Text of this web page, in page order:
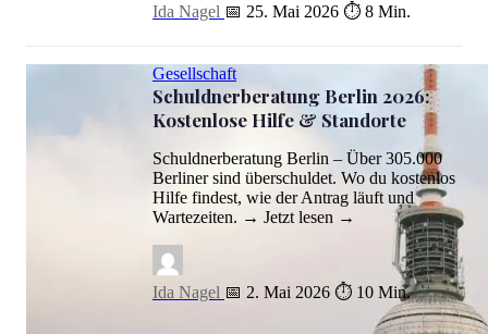
Ida Nagel 📅 25. Mai 2026 ⏱ 8 Min.
Gesellschaft
Schuldnerberatung Berlin 2026:
Kostenlose Hilfe & Standorte
Schuldnerberatung Berlin – Über 305.000
Berliner sind überschuldet. Wo du kostenlos
Hilfe findest, wie der Antrag läuft und
Wartezeiten. → Jetzt lesen →
Ida Nagel 📅 2. Mai 2026 ⏱ 10 Min.